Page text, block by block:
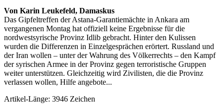
Von Karin Leukefeld, Damaskus
Das Gipfeltreffen der Astana-Garantiemächte in Ankara am
vergangenen Montag hat offiziell keine Ergebnisse für die
nordwestsyrische Provinz Idlib gebracht. Hinter den Kulissen
wurden die Differenzen in Einzelgesprächen erörtert. Russland und
der Iran wollen – unter der Wahrung des Völkerrechts – den Kampf
der syrischen Armee in der Provinz gegen terroristische Gruppen
weiter unterstützen. Gleichzeitig wird Zivilisten, die die Provinz
verlassen wollen, Hilfe angebote...
Artikel-Länge: 3946 Zeichen